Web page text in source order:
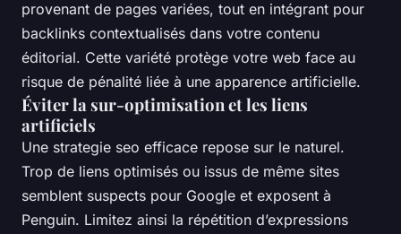
provenant de pages variées, tout en intégrant pour
backlinks contextualisés dans votre contenu
éditorial. Cette variété protège votre web face au
risque de pénalité liée à une apparence artificielle.
Éviter la sur-optimisation et les liens
artificiels
Une strategie seo efficace repose sur le naturel.
Trop de liens optimisés ou issus de même sites
semblent suspects pour Google et exposent à
Penguin. Limitez ainsi la répétition d’expressions